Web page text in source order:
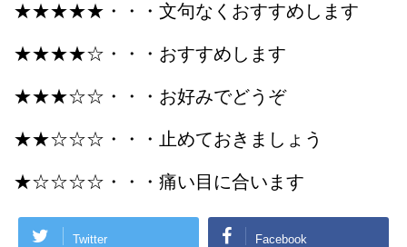
★★★★★・・・文句なくおすすめします
★★★★☆・・・おすすめします
★★★☆☆・・・お好みでどうぞ
★★☆☆☆・・・止めておきましょう
★☆☆☆☆・・・痛い目に合います
Twitter Facebook